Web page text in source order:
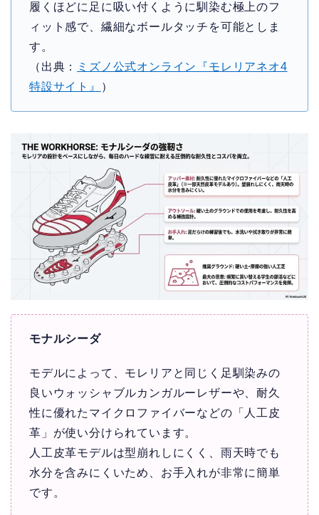
履くほどに足に吸い付くように馴染む極上のフ
ィット感で、繊細なボールタッチを可能としま
す。
（出典：
ミズノ公式オンライン『モレリアネオ4
特設サイト』
）
モナルシーダ
モデルによって、モレリアと同じく足馴染みの
良いウォッシャブルカンガルーレザーや、耐久
性に優れたマイクロファイバーなどの「人工皮
革」が使い分けられています。
人工皮革モデルは型崩れしにくく、雨天時でも
水分を含みにくいため、お手入れが非常に簡単
です。